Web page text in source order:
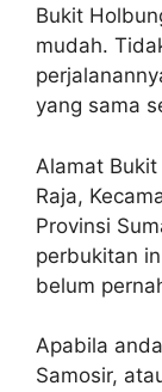
Bukit
mudah.
yang sama
Alamat
Raja,
Provinsi
perbukitan
belum
Apabila
Samosir,